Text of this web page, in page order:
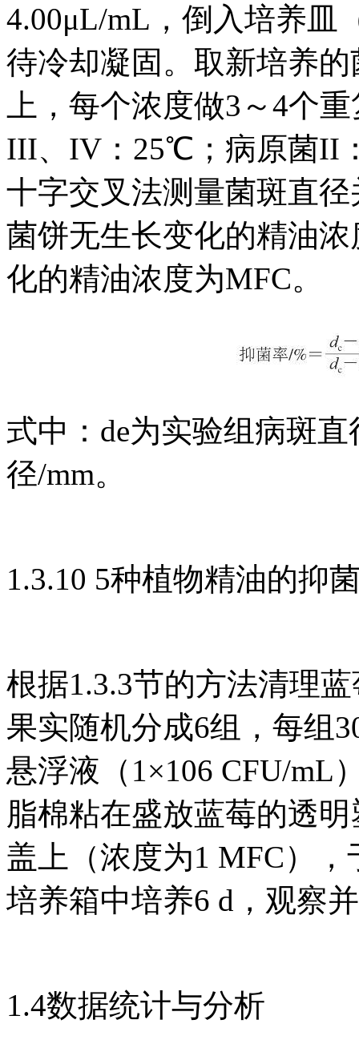
4.00μL/mL，倒入培养皿
待冷却凝固。取新培养
上，每个浓度做3～4个
III、IV：25℃；病原菌II
十字交叉法测量菌斑直
菌饼无生长变化的精油
化的精油浓度为MFC。
式中：de为实验组病斑
径/mm。
1.3.10 5种植物精油的抑
根据1.3.3节的方法清理
果实随机分成6组，每组
悬浮液（1×106 CFU/mL
脂棉粘在盛放蓝莓的透
盖上（浓度为1 MFC）
培养箱中培养6 d，观察
1.4数据统计与分析